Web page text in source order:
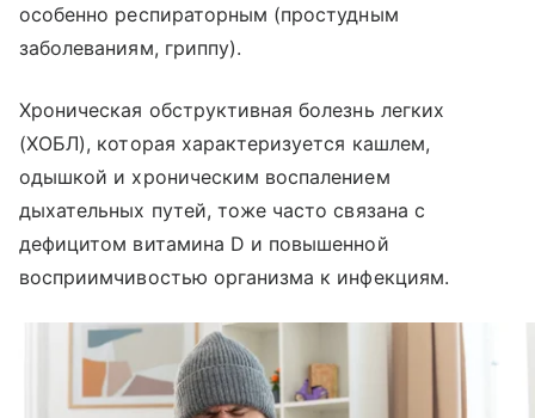
особенно респираторным (простудным
заболеваниям, гриппу).
Хроническая обструктивная болезнь легких
(ХОБЛ), которая характеризуется кашлем,
одышкой и хроническим воспалением
дыхательных путей, тоже часто связана с
дефицитом витамина D и повышенной
восприимчивостью организма к инфекциям.